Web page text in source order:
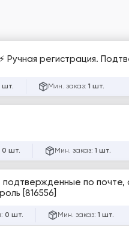
Ручная регистрация.
шт. Мин. заказ: 1 шт.
0 шт. Мин. заказ: 1 шт.
подтвержденные по
[816556]
0 шт. Мин. заказ: 1 шт.